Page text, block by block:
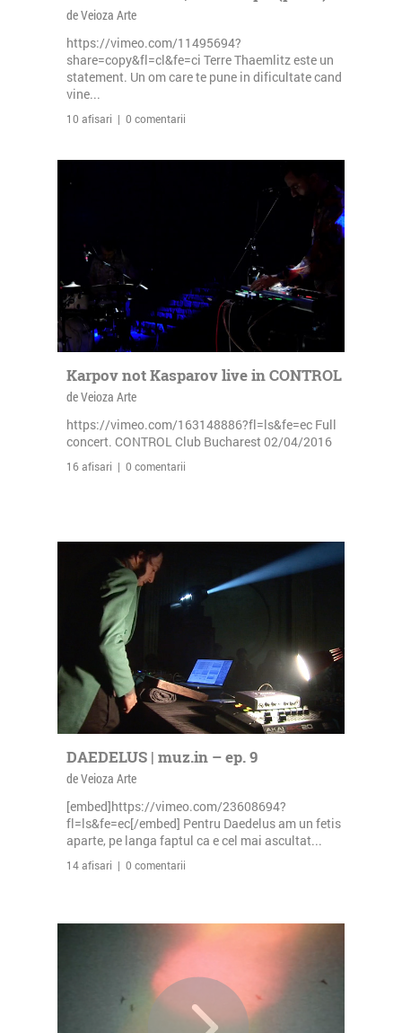
de Veioza Arte
https://vimeo.com/11495694?
share=copy&fl=cl&fe=ci Terre Thaemlitz este un
statement. Un om care te pune in dificultate cand
vine...
10 afisari | 0 comentarii
Karpov not Kasparov live in CONTROL
de Veioza Arte
https://vimeo.com/163148886?fl=ls&fe=ec Full
concert. CONTROL Club Bucharest 02/04/2016
16 afisari | 0 comentarii
DAEDELUS | muz.in – ep. 9
de Veioza Arte
[embed]https://vimeo.com/23608694?
fl=ls&fe=ec[/embed] Pentru Daedelus am un fetis
aparte, pe langa faptul ca e cel mai ascultat...
14 afisari | 0 comentarii